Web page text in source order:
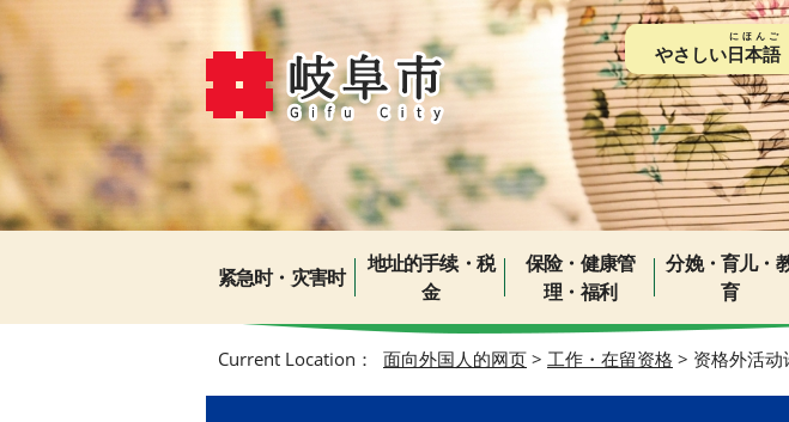
やさしい日本語
にほんご
紧急时・灾害时
地址的手续・税
金
保险・健康管
理・福利
分娩・育儿・
育
Current Location： 面向外国人的网页 > 工作・在留资格 > 资格外活动